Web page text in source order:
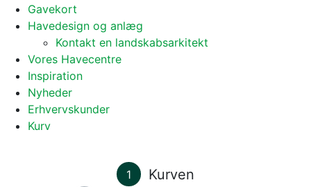
Gavekort
Havedesign og anlæg
Kontakt en landskabsarkitekt
Vores Havecentre
Inspiration
Nyheder
Erhvervskunder
Kurv
1 Kurven